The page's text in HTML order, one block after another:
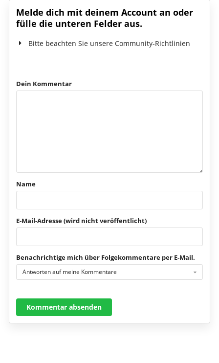
Melde dich mit deinem Account an oder
fülle die unteren Felder aus.
Bitte beachten Sie unsere Community-Richtlinien
Dein Kommentar
Name
E-Mail-Adresse (wird nicht veröffentlicht)
Benachrichtige mich über Folgekommentare per E-Mail.
Antworten auf meine Kommentare
Kommentar absenden